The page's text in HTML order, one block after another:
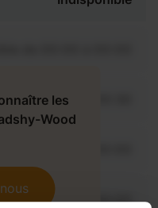
de 00:00 à 00:30
de 00:00 à 00:00
les
Wood